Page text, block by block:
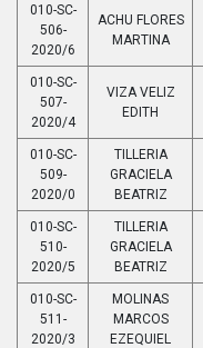
010-SC-
506-
2020/6
ACHU FLORES
MARTINA
010-SC-
507-
2020/4
VIZA VELIZ
EDITH
010-SC-
509-
2020/0
TILLERIA
GRACIELA
BEATRIZ
010-SC-
510-
2020/5
TILLERIA
GRACIELA
BEATRIZ
010-SC-
511-
2020/3
MOLINAS
MARCOS
EZEQUIEL